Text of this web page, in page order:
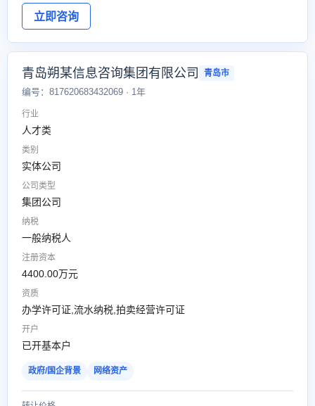
立即咨询
青岛朔某信息咨询集团有限公司 青岛市
编号：817620683432069 · 1年
行业
人才类
类别
实体公司
公司类型
集团公司
纳税
一般纳税人
注册资本
4400.00万元
资质
办学许可证,流水纳税,拍卖经营许可证
开户
已开基本户
政府/国企背景 网络资产